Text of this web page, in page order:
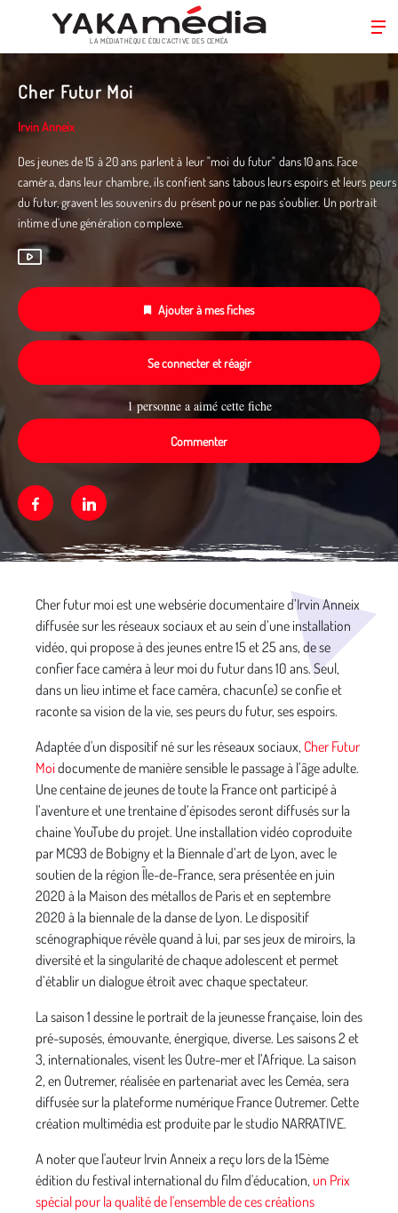
contenu
principal
LA MÉDIATHÈQUE ÉDUC’ACTIVE DES CEMÉA
Cher Futur Moi
Irvin Anneix
Des jeunes de 15 à 20 ans parlent à leur "moi du futur" dans 10 ans. Face
caméra, dans leur chambre, ils confient sans tabous leurs espoirs et leurs peurs
du futur, gravent les souvenirs du présent pour ne pas s’oublier. Un portrait
intime d’une génération complexe.
Ajouter à mes fiches
Se connecter et réagir
1 personne a aimé cette fiche
Commenter
FacebookLinkedin
Cher futur moi est une websérie documentaire d’Irvin Anneix
diffusée sur les réseaux sociaux et au sein d’une installation
vidéo, qui propose à des jeunes entre 15 et 25 ans, de se
confier face caméra à leur moi du futur dans 10 ans. Seul,
dans un lieu intime et face caméra, chacun(e) se confie et
raconte sa vision de la vie, ses peurs du futur, ses espoirs.
Adaptée d'un dispositif né sur les réseaux sociaux, Cher Futur
Moidocumente de manière sensible le passage à l’âge adulte.
Une centaine de jeunes de toute la France ont participé à
l’aventure et une trentaine d’épisodes seront diffusés sur la
chaine YouTube du projet. Une installation vidéo coproduite
par MC93 de Bobigny et la Biennale d’art de Lyon, avec le
soutien de la région Île-de-France, sera présentée en juin
2020 à la Maison des métallos de Paris et en septembre
2020 à la biennale de la danse de Lyon. Le dispositif
scénographique révèle quand à lui, par ses jeux de miroirs, la
diversité et la singularité de chaque adolescent et permet
d’établir un dialogue étroit avec chaque spectateur.
La saison 1 dessine le portrait de la jeunesse française, loin des
pré-suposés, émouvante, énergique, diverse. Les saisons 2 et
3, internationales, visent les Outre-mer et l’Afrique. La saison
2, en Outremer, réalisée en partenariat avec les Ceméa, sera
diffusée sur la plateforme numérique France Outremer. Cette
création multimédia est produite par le studio NARRATIVE.
A noter que l'auteur Irvin Anneix a reçu lors de la 15ème
édition du festival international du film d'éducation, un Prix
spécial pour la qualité de l'ensemble de ces créations